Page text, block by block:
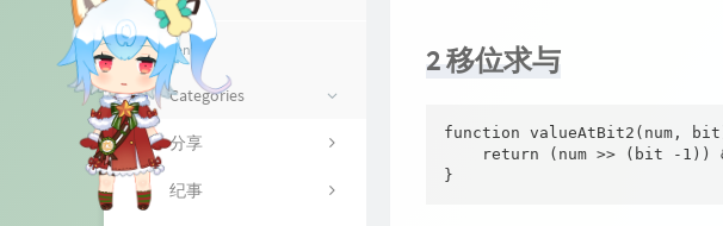
资源
山庄
About me
留言本
Components
Categories
分享
纪事
2 移位求与
function valueAtBit2(num,
return (num >> (bit -1))
}